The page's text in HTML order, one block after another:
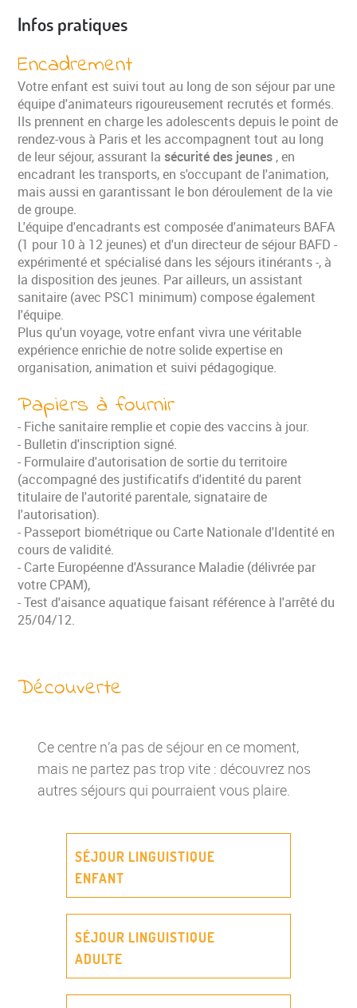
Infos pratiques
Encadrement
Votre enfant est suivi tout au long de son séjour par une
équipe d'animateurs rigoureusement recrutés et formés.
Ils prennent en charge les adolescents depuis le point de
rendez-vous à Paris et les accompagnent tout au long
de leur séjour, assurant lasécurité des jeunes , en
encadrant les transports, en s'occupant de l'animation,
mais aussi en garantissant le bon déroulement de la vie
de groupe.
L'équipe d'encadrants est composée d'animateurs BAFA
(1 pour 10 à 12 jeunes) et d'un directeur de séjour BAFD -
expérimenté et spécialisé dans les séjours itinérants -, à
la disposition des jeunes. Par ailleurs, un assistant
sanitaire (avec PSC1 minimum) compose également
l'équipe.
Plus qu'un voyage, votre enfant vivra une véritable
expérience enrichie de notre solide expertise en
organisation, animation et suivi pédagogique.
Papiers à fournir
- Fiche sanitaire remplie et copie des vaccins à jour.
- Bulletin d'inscription signé.
- Formulaire d'autorisation de sortie du territoire
(accompagné des justificatifs d'identité du parent
titulaire de l'autorité parentale, signataire de
l'autorisation).
- Passeport biométrique ou Carte Nationale d'Identité en
cours de validité.
- Carte Européenne d'Assurance Maladie (délivrée par
votre CPAM),
- Test d'aisance aquatique faisant référence à l'arrêté du
25/04/12.
Découverte
Ce centre n’a pas de séjour en ce moment,
mais ne partez pas trop vite : découvrez nos
autres séjours qui pourraient vous plaire.
SÉJOUR LINGUISTIQUE
ENFANT
SÉJOUR LINGUISTIQUE
ADULTE